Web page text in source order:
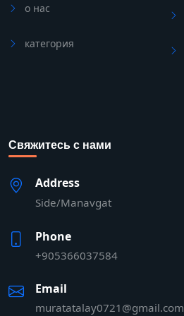
о нас
категория
Свяжитесь с нами
Address
Side/Manavgat
Phone
+905366037584
Email
muratatalay0721@gmail.com